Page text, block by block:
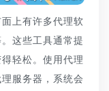
上有许多代理软
。这些工具通常提
轻松。使用代理
服务器，系统会